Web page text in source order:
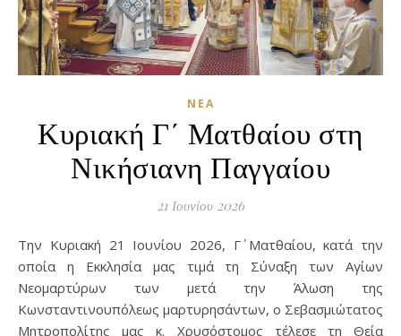
ΝΈΑ
Κυριακή Γ΄ Ματθαίου στη
Νικήσιανη Παγγαίου
21 Ιουνίου 2026
Την Κυριακή 21 Ιουνίου 2026, Γ΄ Ματθαίου, κατά την
οποία η Εκκλησία μας τιμά τη Σύναξη των Αγίων
Νεομαρτύρων των μετά την Άλωση της
Κωνσταντινουπόλεως μαρτυρησάντων, ο Σεβασμιώτατος
Μητροπολίτης μας κ. Χρυσόστομος τέλεσε τη Θεία